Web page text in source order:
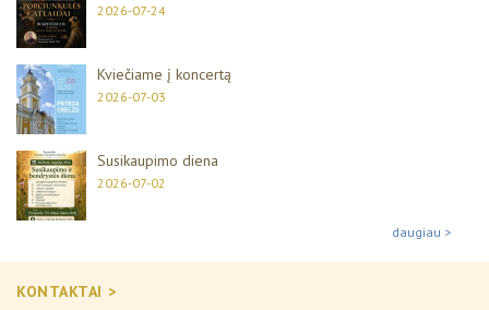
2026-07-24
Kviečiame į koncertą
2026-07-03
Susikaupimo diena
2026-07-02
daugiau >
KONTAKTAI >